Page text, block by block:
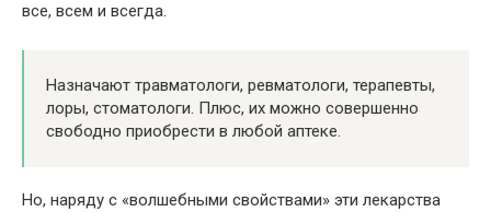
все, всем и всегда.
Назначают травматологи, ревматологи, терапевты,
лоры, стоматологи. Плюс, их можно совершенно
свободно приобрести в любой аптеке.
Но, наряду с «волшебными свойствами» эти лекарства